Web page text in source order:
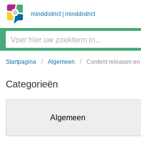
minddistrict | minddistrict
Startpagina Algemeen Content releasen
Categorieën
Algemeen